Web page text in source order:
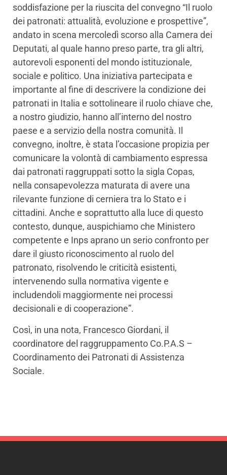
soddisfazione per la riuscita del convegno “Il ruolo
dei patronati: attualità, evoluzione e prospettive”,
andato in scena mercoledì scorso alla Camera dei
Deputati, al quale hanno preso parte, tra gli altri,
autorevoli esponenti del mondo istituzionale,
sociale e politico. Una iniziativa partecipata e
importante al fine di descrivere la condizione dei
patronati in Italia e sottolineare il ruolo chiave che,
a nostro giudizio, hanno all’interno del nostro
paese e a servizio della nostra comunità. Il
convegno, inoltre, è stata l’occasione propizia per
comunicare la volontà di cambiamento espressa
dai patronati raggruppati sotto la sigla Copas,
nella consapevolezza maturata di avere una
rilevante funzione di cerniera tra lo Stato e i
cittadini. Anche e soprattutto alla luce di questo
contesto, dunque, auspichiamo che Ministero
competente e Inps aprano un serio confronto per
dare il giusto riconoscimento al ruolo del
patronato, risolvendo le criticità esistenti,
intervenendo sulla normativa vigente e
includendoli maggiormente nei processi
decisionali e di cooperazione”.
Così, in una nota, Francesco Giordani, il
coordinatore del raggruppamento Co.P.A.S –
Coordinamento dei Patronati di Assistenza
Sociale.